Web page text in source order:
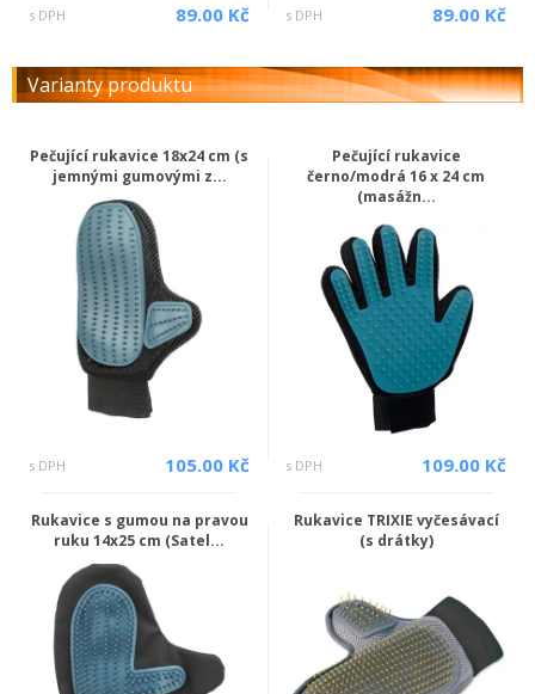
s DPH 89.00 Kč s DPH 89.00 Kč
Varianty produktu
Pečující rukavice 18x24 cm (s
jemnými gumovými z...
s DPH 105.00 Kč
Pečující rukavice
černo/modrá 16 x 24 cm
(masážn...
s DPH 109.00 Kč
Rukavice s gumou na pravou
ruku 14x25 cm (Satel...
Rukavice TRIXIE vyčesávací
(s drátky)